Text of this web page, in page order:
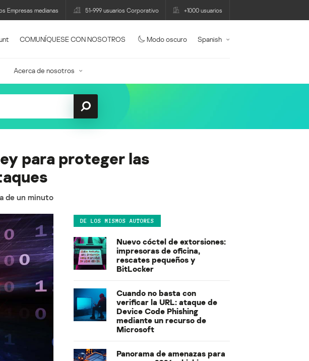
Empresas medianas 51-999 usuarios Corporativo +1000 usuarios
COMUNÍQUESE CON NOSOTROS Modo oscuro Spanish
Acerca de nosotros
para proteger las
de un minuto
DE LOS MISMOS AUTORES
Nuevo cóctel de extorsiones:
impresoras de oficina,
rescates pequeños y
BitLocker
Cuando no basta con
verificar la URL: ataque de
Device Code Phishing
mediante un recurso de
Microsoft
Panorama de amenazas para